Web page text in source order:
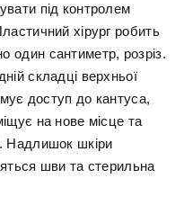
під контролем
хірург робить
один сантиметр, розріз.
складці верхньої
доступ до кантуса,
на нове місце та
Надлишок шкіри
шви та стерильна